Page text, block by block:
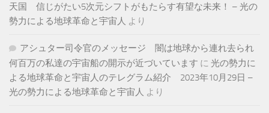
天国 信じがたい5次元シフトがもたらす有望な未来！ – 光の
勢力による地球革命と宇宙人 より
アシュター司令官のメッセージ 闇は地球から連れ去られ
何百万の私達の宇宙船の開示が近づいています に 光の勢力に
よる地球革命と宇宙人のテレグラム紹介 2023年10月29日 –
光の勢力による地球革命と宇宙人 より